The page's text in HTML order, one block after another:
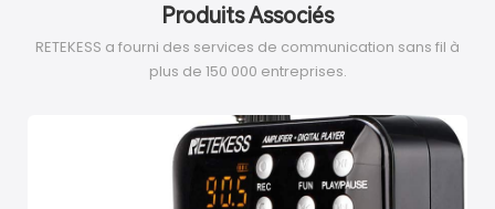
Produits Associés
RETEKESS a fourni des services de communication sans fil à
plus de 150 000 entreprises.